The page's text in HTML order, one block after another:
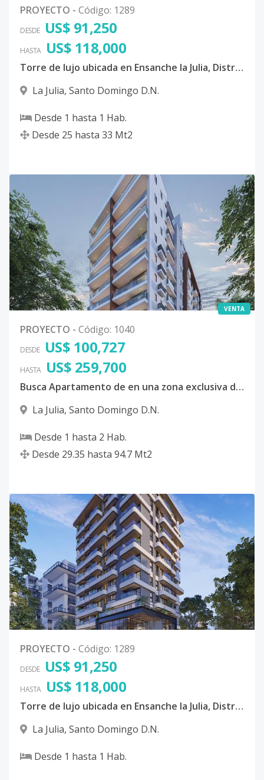
PROYECTO - Código: 1289
DESDE US$ 91,250
HASTA US$ 118,000
Torre de lujo ubicada en Ensanche la Julia, Distrito Nacional
La Julia, Santo Domingo D.N.
Desde 1 hasta 1 Hab.
Desde 25 hasta 33 Mt2
VENTA
PROYECTO - Código: 1040
DESDE US$ 100,727
HASTA US$ 259,700
Busca Apartamento de en una zona exclusiva de Santo Domingo?
La Julia, Santo Domingo D.N.
Desde 1 hasta 2 Hab.
Desde 29.35 hasta 94.7 Mt2
PROYECTO - Código: 1289
DESDE US$ 91,250
HASTA US$ 118,000
Torre de lujo ubicada en Ensanche la Julia, Distrito Nacional
La Julia, Santo Domingo D.N.
Desde 1 hasta 1 Hab.